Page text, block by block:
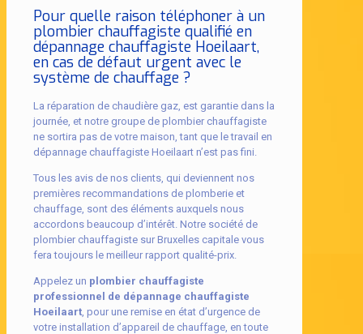
Pour quelle raison téléphoner à un
plombier chauffagiste qualifié en
dépannage chauffagiste Hoeilaart,
en cas de défaut urgent avec le
système de chauffage ?
La réparation de chaudière gaz, est garantie dans la
journée, et notre groupe de plombier chauffagiste
ne sortira pas de votre maison, tant que le travail en
dépannage chauffagiste Hoeilaart n’est pas fini.
Tous les avis de nos clients, qui deviennent nos
premières recommandations de plomberie et
chauffage, sont des éléments auxquels nous
accordons beaucoup d’intérêt. Notre société de
plombier chauffagiste sur Bruxelles capitale vous
fera toujours le meilleur rapport qualité-prix.
Appelez un plombier chauffagiste
professionnel de dépannage chauffagiste
Hoeilaart , pour une remise en état d’urgence de
votre installation d’appareil de chauffage, en toute